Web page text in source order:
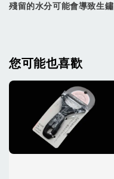
殘留的水分可能會導致生鏽
您可能也喜歡